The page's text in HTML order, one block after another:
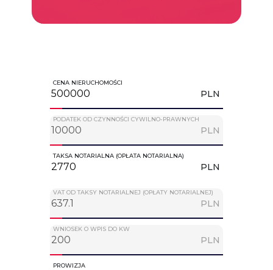
CENA NIERUCHOMOŚCI
PLN
PODATEK OD CZYNNOŚCI CYWILNO-PRAWNYCH
PLN
TAKSA NOTARIALNA (OPŁATA NOTARIALNA)
PLN
VAT OD TAKSY NOTARIALNEJ (OPŁATY NOTARIALNEJ)
PLN
WNIOSEK O WPIS DO KW
PLN
PROWIZJA